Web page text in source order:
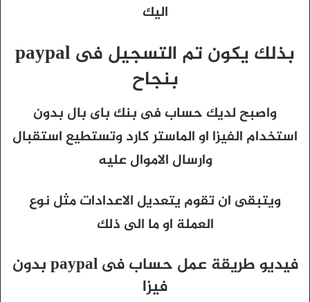
اليك
بذلك يكون تم التسجيل فى paypal
بنجاح
واصبح لديك حساب فى بنك باى بال بدون
استخدام الفيزا او الماستر كارد وتستطيع استقبال
وارسال الاموال عليه
ويتبقى ان تقوم يتعديل الاعدادات مثل نوع
العملة او ما الى ذلك
فيديو طريقة عمل حساب فى paypal بدون
فيزا